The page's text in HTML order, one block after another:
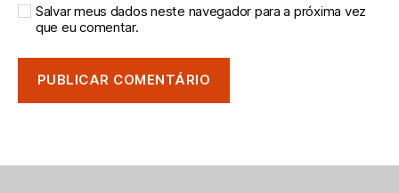
Salvar meus dados neste navegador para a próxima vez
que eu comentar.